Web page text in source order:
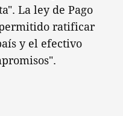
La ley de Pago
ratificar
y el efectivo